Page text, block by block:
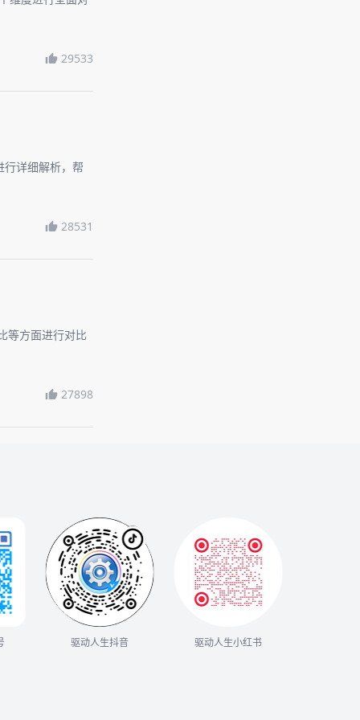
29533
行详细解析，帮
28531
等方面进行对比
27898
驱动人生抖音 驱动人生小红书